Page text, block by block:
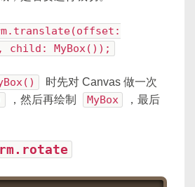
child: MyBox());
时先对 Canvas 做一次
，然后再绘制 MyBox
，最后